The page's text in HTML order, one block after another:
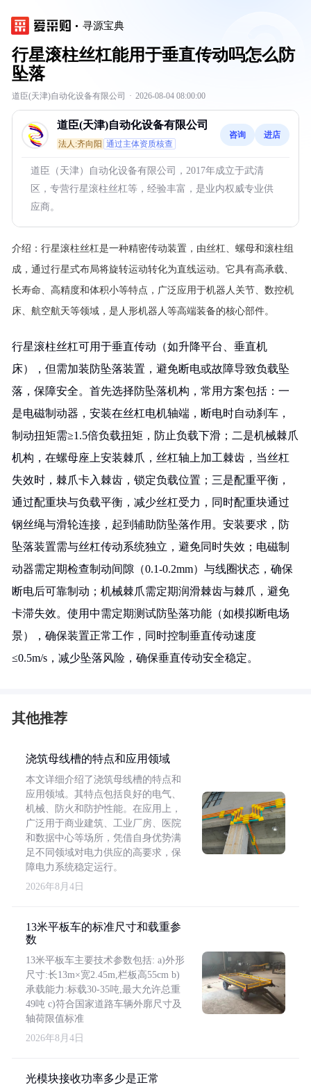
寻源宝典
行星滚柱丝杠能用于垂直传动吗怎么防
坠落
道臣(天津)自动化设备有限公司 · 2026-08-04 08:00:00
道臣(天津)自动化设备有限公司
法人:齐向阳 通过主体资质核查
咨询 进店
道臣（天津）自动化设备有限公司，2017年成立于武清
区，专营行星滚柱丝杠等，经验丰富，是业内权威专业供
应商。
介绍： 行星滚柱丝杠是一种精密传动装置，由丝杠、螺母和滚柱组
成，通过行星式布局将旋转运动转化为直线运动。它具有高承载、
长寿命、高精度和体积小等特点，广泛应用于机器人关节、数控机
床、航空航天等领域，是人形机器人等高端装备的核心部件。
行星滚柱丝杠可用于垂直传动（如升降平台、垂直机
床），但需加装防坠落装置，避免断电或故障导致负载坠
落，保障安全。首先选择防坠落机构，常用方案包括：一
是电磁制动器，安装在丝杠电机轴端，断电时自动刹车，
制动扭矩需≥1.5倍负载扭矩，防止负载下滑；二是机械棘爪
机构，在螺母座上安装棘爪，丝杠轴上加工棘齿，当丝杠
失效时，棘爪卡入棘齿，锁定负载位置；三是配重平衡，
通过配重块与负载平衡，减少丝杠受力，同时配重块通过
钢丝绳与滑轮连接，起到辅助防坠落作用。安装要求，防
坠落装置需与丝杠传动系统独立，避免同时失效；电磁制
动器需定期检查制动间隙（0.1-0.2mm）与线圈状态，确保
断电后可靠制动；机械棘爪需定期润滑棘齿与棘爪，避免
卡滞失效。使用中需定期测试防坠落功能（如模拟断电场
景），确保装置正常工作，同时控制垂直传动速度
≤0.5m/s，减少坠落风险，确保垂直传动安全稳定。
其他推荐
浇筑母线槽的特点和应用领域
本文详细介绍了浇筑母线槽的特点和
应用领域。其特点包括良好的电气、
机械、防火和防护性能。在应用上，
广泛用于商业建筑、工业厂房、医院
和数据中心等场所，凭借自身优势满
足不同领域对电力供应的高要求，保
障电力系统稳定运行。
2026年8月4日
13米平板车的标准尺寸和载重参
数
13米平板车主要技术参数包括: a)外形
尺寸:长13m×宽2.45m,栏板高55cm b)
承载能力:标载30-35吨,最大允许总重
49吨 c)符合国家道路车辆外廓尺寸及
轴荷限值标准
2026年8月4日
光模块接收功率多少是正常